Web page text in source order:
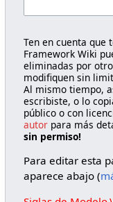
Ten en cuenta que
Framework Wiki
eliminadas por
modifiquen sin
Al mismo tiempo,
escribiste, o lo
público o con
autor para más
sin permiso!
Para editar esta
aparece abajo (